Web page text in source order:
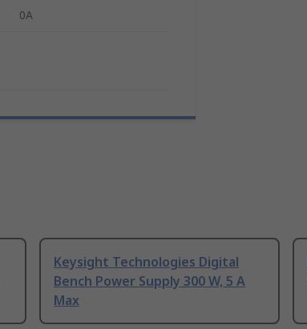
0A
Keysight Technologies Digital
Bench Power Supply 300 W, 5 A
Max